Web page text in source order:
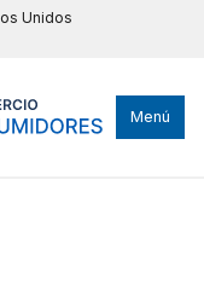
Unidos
Menú